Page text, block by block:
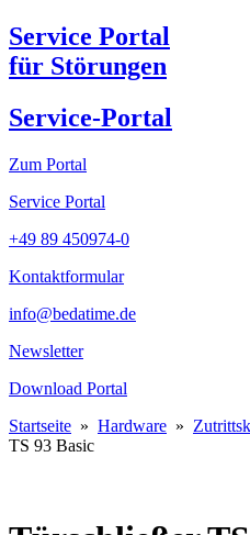
Service Portal
für Störungen
Service-Portal
Zum Portal
Service Portal
+49 89 450974-0
Kontaktformular
info@bedatime.de
Newsletter
Download Portal
Startseite » Hardware »
TS 93 Basic